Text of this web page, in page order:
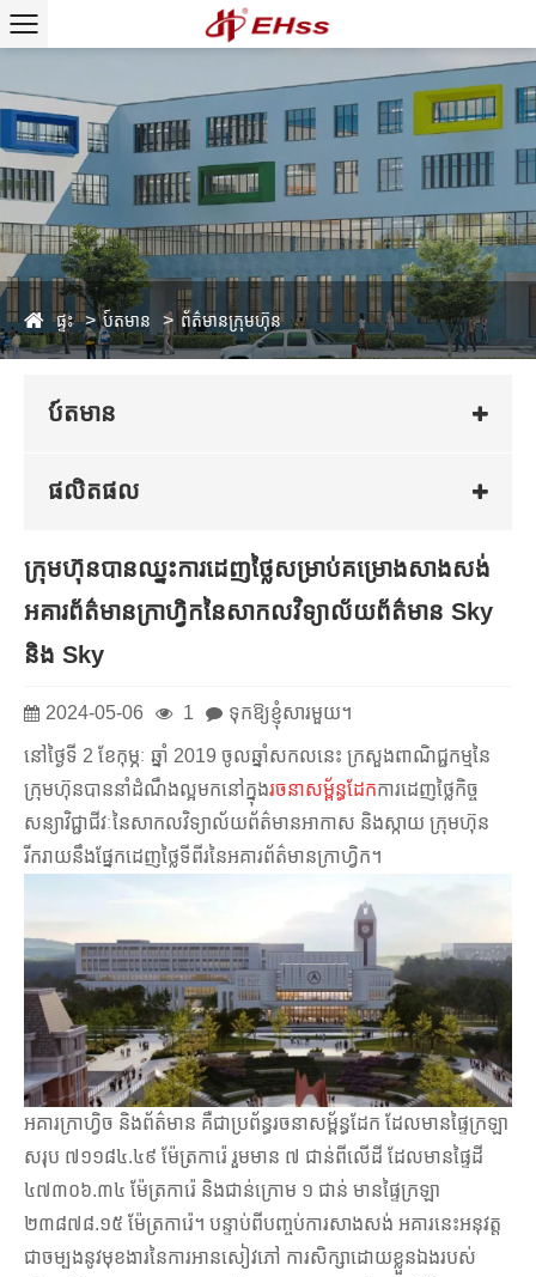
ផ្ទះ ប៍តមាន ព័ត៌មានក្រុមហ៊ុន
ប៍តមាន
ផលិតផល
ក្រុមហ៊ុនបានឈ្នះការដេញថ្លៃសម្រាប់គម្រោងសាងសង់
អគារព័ត៌មានក្រាហ្វិកនៃសាកលវិទ្យាល័យព័ត៌មាន Sky
និង Sky
2024-05-06 1 ទុកឱ្យខ្ញុំសារមួយ។
នៅថ្ងៃទី 2 ខែកុម្ភៈ ឆ្នាំ 2019 ចូលឆ្នាំសកលនេះ ក្រសួងពាណិជ្ជកម្មនៃ
ក្រុមហ៊ុនបាននាំដំណឹងល្អមកនៅក្នុងរចនាសម្ព័ន្ធដែកការដេញថ្លៃកិច្ច
សន្យាវិជ្ជាជីវៈនៃសាកលវិទ្យាល័យព័ត៌មានអាកាស និងស្កាយ ក្រុមហ៊ុន
រីករាយនឹងផ្នែកដេញថ្លៃទីពីរនៃអគារព័ត៌មានក្រាហ្វិក។
អគារក្រាហ្វិច និងព័ត៌មាន គឺជាប្រព័ន្ធរចនាសម្ព័ន្ធដែក ដែលមានផ្ទៃក្រឡា
សរុប ៧១១៨៤.៤៩ ម៉ែត្រការ៉េ រួមមាន ៧ ជាន់ពីលើដី ដែលមានផ្ទៃដី
៤៧៣០៦.៣៤ ម៉ែត្រការ៉េ និងជាន់ក្រោម ១ ជាន់ មានផ្ទៃក្រឡា
២៣៨៧៨.១៥ ម៉ែត្រការ៉េ។ បន្ទាប់ពីបញ្ចប់ការសាងសង់ អគារនេះអនុវត្ត
ជាចម្បងនូវមុខងារនៃការអានសៀវភៅ ការសិក្សាដោយខ្លួនឯងរបស់